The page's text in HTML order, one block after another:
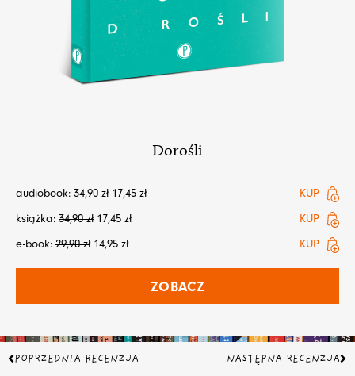
Dorośli
audiobook: 34,90zł 17,45 zł
KUP
książka: 34,90zł 17,45 zł
KUP
e-book: 29,90zł 14,95 zł KUP
ZOBACZ
Prev
POPRZEDNIA RECENZJA NASTĘPNA RECENZJA